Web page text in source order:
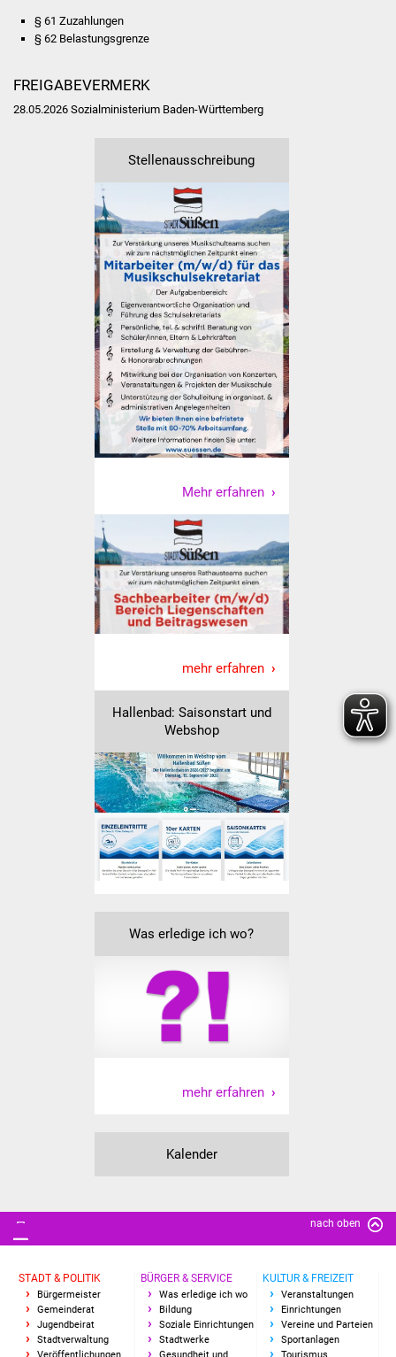
Stadtfest
Ostermarkt
Einrichtungen
Hallenbad
Stadtbücherei
Stadtarchiv
Kulturhalle
Vereine und Parteien
Selbsteintrag Vereine
Beirat Süßener Vereine
Sportanlagen
Tourismus
Erlebnisregion
Schwäbischer Albtrauf
Route der
Industriekultur
Stadtseniorenrat
Sommerwochen für
Familientreff
Schülerferienprogramm
Migration und Integration
§ 61 Zuzahlungen
§ 62 Belastungsgrenze
FREIGABEVERMERK
28.05.2026 Sozialministerium Baden-Württemberg
Stellenausschreibung
Mehr erfahren
mehr erfahren
Hallenbad: Saisonstart und
Webshop
Was erledige ich wo?
mehr erfahren
Kalender
nach oben
STADT & POLITIK
Bürgermeister
Gemeinderat
Jugendbeirat
Stadtverwaltung
BÜRGER & SERVICE
Was erledige ich wo
Bildung
Soziale Einrichtungen
Stadtwerke
KULTUR & FREIZEIT
Veranstaltungen
Einrichtungen
Vereine und Parteien
Sportanlagen